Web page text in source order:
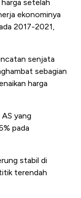
setelah
ekonominya
2017-2021,
senjata
sebagian
harga
yang
pada
stabil di
terendah